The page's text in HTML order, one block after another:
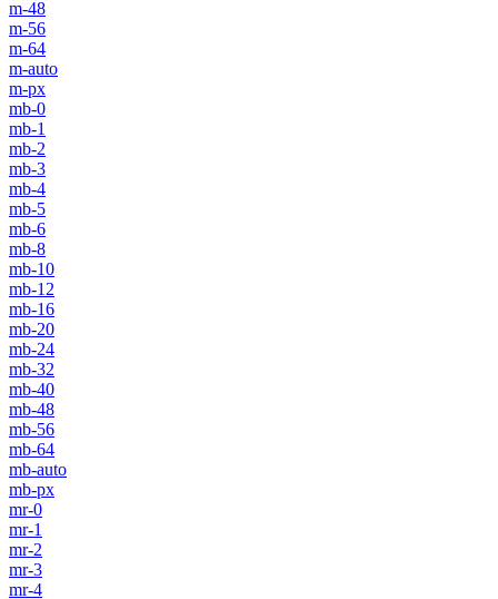
m-48
m-56
m-64
m-auto
m-px
mb-0
mb-1
mb-2
mb-3
mb-4
mb-5
mb-6
mb-8
mb-10
mb-12
mb-16
mb-20
mb-24
mb-32
mb-40
mb-48
mb-56
mb-64
mb-auto
mb-px
mr-0
mr-1
mr-2
mr-3
mr-4